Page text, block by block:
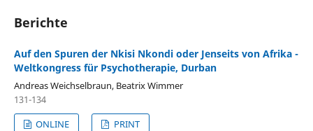
Berichte
Auf den Spuren der Nkisi Nkondi oder Jenseits von Afrika -
Weltkongress für Psychotherapie, Durban
Andreas Weichselbraun, Beatrix Wimmer
131-134
ONLINE
PRINT